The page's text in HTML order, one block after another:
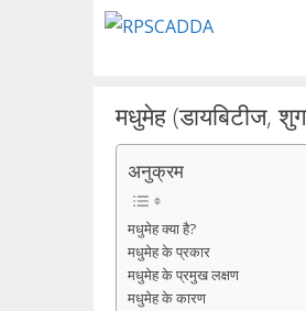
मधुमेह (डायबिटीज,
अनुक्रम
मधुमेह क्या है?
मधुमेह के प्रकार
मधुमेह के प्रमुख लक्षण
मधुमेह के कारण